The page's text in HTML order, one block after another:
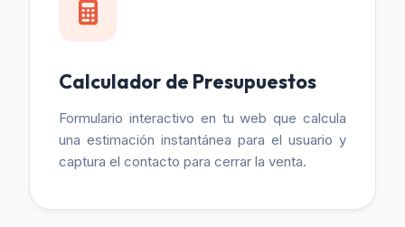
Calculador de Presupuestos
Formulario interactivo en tu web que calcula
una estimación instantánea para el usuario y
captura el contacto para cerrar la venta.